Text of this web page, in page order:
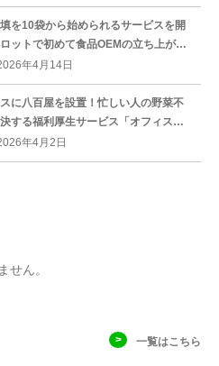
を10袋から始められるサービスを開
ットで初めて食品OEMの立ち上がり
ト、株式会社Agriture
年4月14日
に八百屋を設置！忙しい人の野菜不
する福利厚生サービス「オフィス八
、乾燥野菜メーカーのAgritureが提
年4月2日
せん。
一覧はこちら